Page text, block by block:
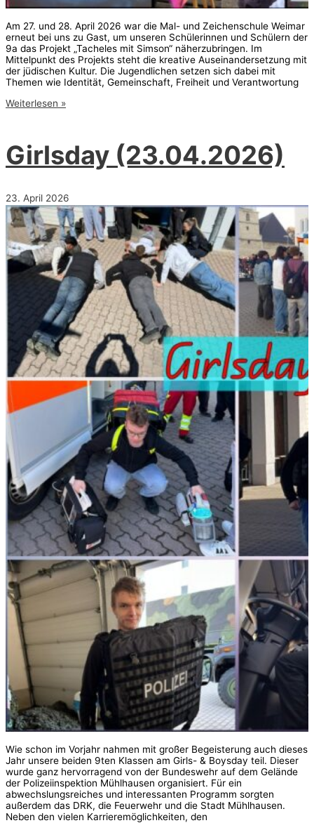
Am 27. und 28. April 2026 war die Mal- und Zeichenschule Weimar
erneut bei uns zu Gast, um unseren Schülerinnen und Schülern der
9a das Projekt „Tacheles mit Simson“ näherzubringen. Im
Mittelpunkt des Projekts steht die kreative Auseinandersetzung mit
der jüdischen Kultur. Die Jugendlichen setzen sich dabei mit
Themen wie Identität, Gemeinschaft, Freiheit und Verantwortung
Graffiti-
Weiterlesen »
Girlsday (23.04.2026)
23. April 2026
Wie schon im Vorjahr nahmen mit großer Begeisterung auch dieses
Jahr unsere beiden 9ten Klassen am Girls- & Boysday teil. Dieser
wurde ganz hervorragend von der Bundeswehr auf dem Gelände
der Polizeiinspektion Mühlhausen organisiert. Für ein
abwechslungsreiches und interessanten Programm sorgten
außerdem das DRK, die Feuerwehr und die Stadt Mühlhausen.
Neben den vielen Karrieremöglichkeiten, den